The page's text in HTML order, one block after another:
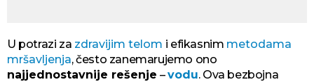
U potrazi za zdravijim telom i efikasnim metodama
mršavljenja, često zanemarujemo ono
najjednostavnije rešenje –vodu. Ova bezbojna